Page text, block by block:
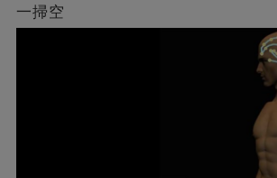
一掃空